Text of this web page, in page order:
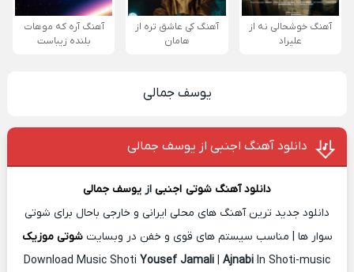
آهنگ خوشحالی نه از
علیراد
آهنگ کی عاشق تره از
هامان
آهنگ آره که موهات
بلنده زیباست
یوسف جمالی
دانلود آهنگ اجنبی از یوسف جمالی
دانلود آهنگ شوتی اجنبی از یوسف جمالی
دانلود جدید ترین آهنگ های محلی ایرانی و خارجی باحال برای شوتی
سوار ها | مناسب سیستم های قوی و خفن در وبسایتشوتی موزیک
Download Music Shoti Yousef Jamali | Ajnabi In Shoti-music